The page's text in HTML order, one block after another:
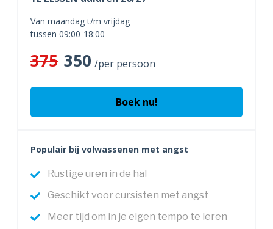
Van maandag t/m vrijdag
tussen 09:00-18:00
375 350 /per persoon
Boek nu!
Populair bij volwassenen met angst
Rustige uren in de hal
Geschikt voor cursisten met angst
Meer tijd om in je eigen tempo te leren